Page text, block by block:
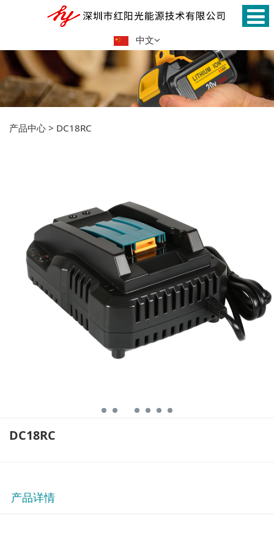
中文
产品中心 > DC18RC
DC18RC
产品详情